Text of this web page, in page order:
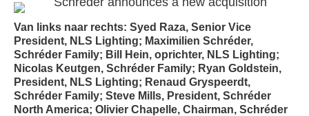
Van links naar rechts: Syed Raza, Senior Vice
President, NLS Lighting; Maximilien Schréder,
Schréder Family; Bill Hein, oprichter, NLS Lighting;
Nicolas Keutgen, Schréder Family; Ryan Goldstein,
President, NLS Lighting; Renaud Gryspeerdt,
Schréder Family; Steve Mills, President, Schréder
North America; Olivier Chapelle, Chairman, Schréder